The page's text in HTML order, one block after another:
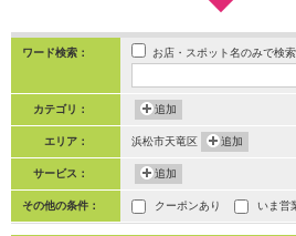
ワード検索： お店・スポット名のみで検索
カテゴリ： 追加
エリア： 浜松市天竜区 追加
サービス： 追加
その他の条件： クーポンあり いま営